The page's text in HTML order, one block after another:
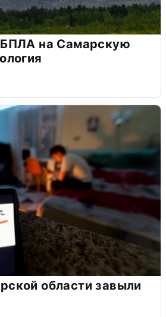
БПЛА на Самарскую
области завыли